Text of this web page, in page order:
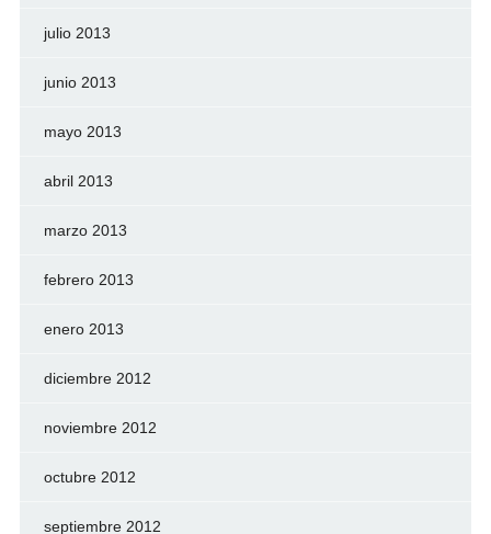
julio 2013
junio 2013
mayo 2013
abril 2013
marzo 2013
febrero 2013
enero 2013
diciembre 2012
noviembre 2012
octubre 2012
septiembre 2012